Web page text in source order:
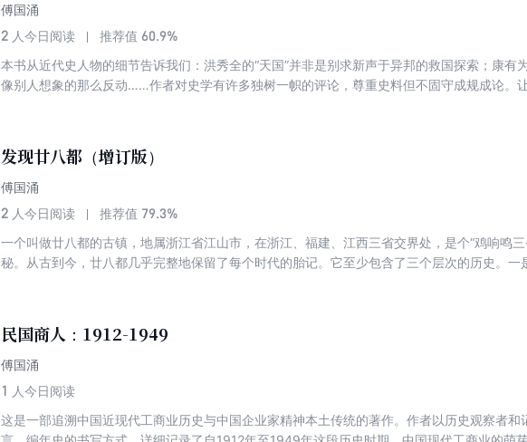
风云飘扬。可是就在这短短半个世纪里，时代的挥旗者为中国近代工商业作出了巨大的成就：
统，引入西方先进的科学管理方法，推动了中国现代化进程，打造了一个近乎奇迹的民族工商
史的洪流，但却为我们留下了一些最宝贵的精神财富与传统。追寻中国现代工商业文明的起源
与妥协，必读！
傅国涌
2 人今日阅读 推荐值 60.9%
本书从近代史人物的细节告诉我们：洪秀全的“天国”并非是别求新声于异邦的救国探索；康有
像别人想象的那么反动……作者对史学有许多独树一帜的评论，尊重史料但不固守成规成论。
发现廿八都（增订版）
傅国涌
2 人今日阅读 推荐值 79.3%
一个叫做廿八都的古镇，地属浙江省江山市，在浙江、福建、江西三省交界处，是个“鸡响鸣
秘。从古到今，廿八都几乎完整地保留了每个时代的胎记。它至少包含了三个层次的历史。一
民国商人：1912-1949
傅国涌
1 人今日阅读
这是一部追溯中国近现代工商业历史与中国企业家精神本土传统的著作。作者以历史观察者和